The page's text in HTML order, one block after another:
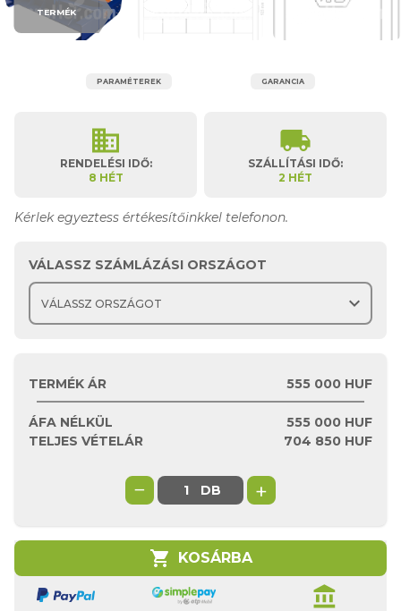
TERMÉK
PARAMÉTEREK GARANCIA
Kérlek egyeztess értékesítőinkkel telefonon.
business
RENDELÉSI IDŐ:
8 HÉT
local_shipping
SZÁLLÍTÁSI IDŐ:
2 HÉT
VÁLASSZ SZÁMLÁZÁSI ORSZÁGOT
expand_more
TERMÉK ÁR 555 000 HUF
ÁFA NÉLKÜL 555 000 HUF
TELJES VÉTELÁR
704 850 HUF
− DB +
shopping_cart KOSÁRBA
account_balance